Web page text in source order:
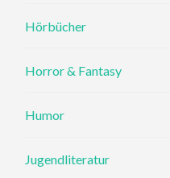
Hörbücher
Horror & Fantasy
Humor
Jugendliteratur